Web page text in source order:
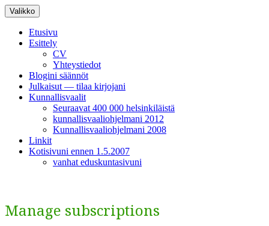
Siirry
sisältöön
Valikko
Etusivu
Esittely
CV
Yhteystiedot
Blogini säännöt
Julkaisut — tilaa kirjojani
Kunnallisvaalit
Seuraavat 400 000 helsinkiläistä
kunnallisvaaliohjelmani 2012
Kunnallisvaaliohjelmani 2008
Linkit
Kotisivuni ennen 1.5.2007
vanhat eduskuntasivuni
Manage subscriptions